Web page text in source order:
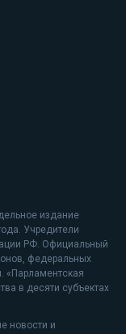
издание
Учредители
РФ. Официальный
федеральных
«Парламентская
в десяти субъектах
новости и